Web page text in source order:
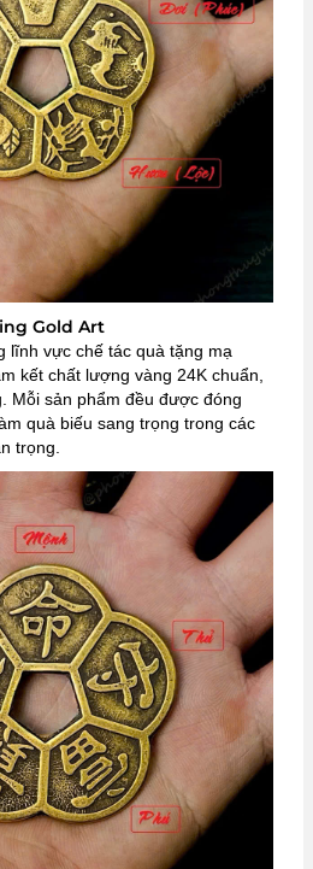
Gold Art
lĩnh vực chế tác quà tặng mạ
kết chất lượng vàng 24K chuẩn,
Mỗi sản phẩm đều được đóng
quà biếu sang trọng trong các
trọng.